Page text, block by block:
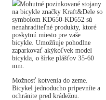
Mohutné pozinkované stojany
na bicykle značky Kraft&Dele so
symbolom KD650-KD652 sú
nenahraditeľné produkty, ktoré
poskytnú miesto pre vaše
bicykle. Umožňuje pohodlne
zaparkovať akýkoľvek model
bicykla, o šírke plášťov 35-60
mm.
Možnosť kotvenia do zeme.
Bicykel jednoducho pripevníte a
ochránite pred krádežou.